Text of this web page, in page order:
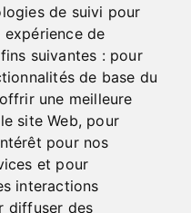
de suivi pour
de
suivantes : pour
de base du
une meilleure
site Web, pour
pour nos
et pour
interactions
diffuser des
POLICY PRIVACY POLICY